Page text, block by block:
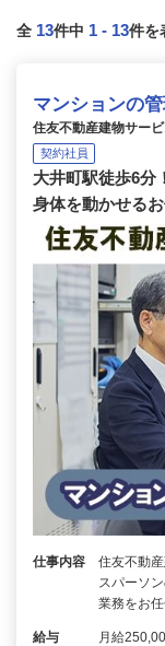
全 13件中 1 - 13件を
マンションの
住友不動産建物サー
契約社員
大井町駅徒歩6分
身体を動かせる
仕事内容
住友不動
スパーソ
業務をお
給与
月給